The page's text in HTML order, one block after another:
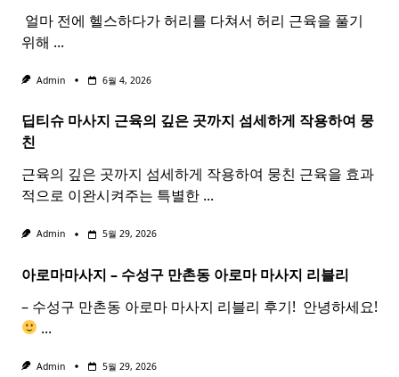
​ 얼마 전에 헬스하다가 허리를 다쳐서 허리 근육을 풀기
위해 ...
Admin 6월 4, 2026
딥티슈 마사지 근육의 깊은 곳까지 섬세하게 작용하여 뭉
친
근육의 깊은 곳까지 섬세하게 작용하여 뭉친 근육을 효과
적으로 이완시켜주는 특별한 ...
Admin 5월 29, 2026
아로마마사지 – 수성구 만촌동 아로마 마사지 리블리
– 수성구 만촌동 아로마 마사지 리블리 후기! ​ 안녕하세요!
...
Admin 5월 29, 2026